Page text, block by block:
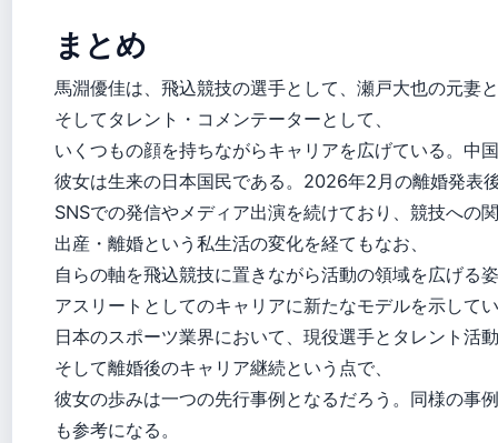
まとめ
馬淵優佳は、飛込競技の選手として、瀬戸大也の元妻
そしてタレント・コメンテーターとして、
いくつもの顔を持ちながらキャリアを広げている。中
彼女は生来の日本国民である。2026年2月の離婚発表
SNSでの発信やメディア出演を続けており、競技への
出産・離婚という私生活の変化を経てもなお、
自らの軸を飛込競技に置きながら活動の領域を広げる
アスリートとしてのキャリアに新たなモデルを示して
日本のスポーツ業界において、現役選手とタレント活
そして離婚後のキャリア継続という点で、
彼女の歩みは一つの先行事例となるだろう。同様の事
も参考になる。